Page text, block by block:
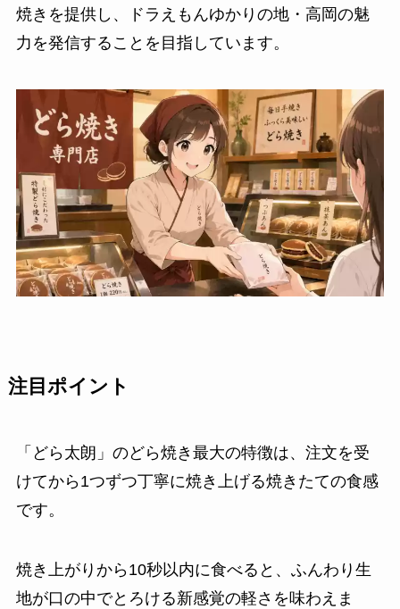
焼きを提供し、ドラえもんゆかりの地・高岡の魅
力を発信することを目指しています。
注目ポイント
「どら太朗」のどら焼き最大の特徴は、注文を受
けてから1つずつ丁寧に焼き上げる焼きたての食感
です。
焼き上がりから10秒以内に食べると、ふんわり生
地が口の中でとろける新感覚の軽さを味わえま